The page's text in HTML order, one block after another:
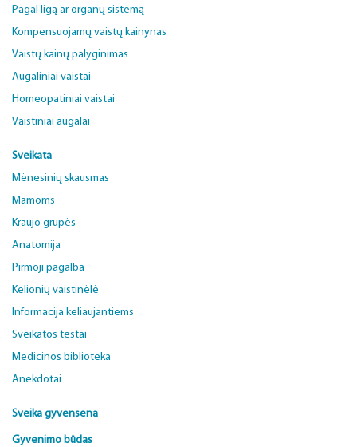
Pagal ligą ar organų sistemą
Kompensuojamų vaistų kainynas
Vaistų kainų palyginimas
Augaliniai vaistai
Homeopatiniai vaistai
Vaistiniai augalai
Sveikata
Mėnesinių skausmas
Mamoms
Kraujo grupės
Anatomija
Pirmoji pagalba
Kelionių vaistinėlė
Informacija keliaujantiems
Sveikatos testai
Medicinos biblioteka
Anekdotai
Sveika gyvensena
Gyvenimo būdas